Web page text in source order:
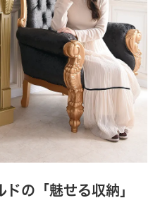
の「魅せる収納」